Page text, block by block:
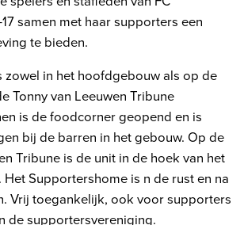
samen met haar supporters een
te bieden.
zowel in het hoofdgebouw als op de
Tonny van Leeuwen Tribune
is de foodcorner geopend en is
bij de barren in het gebouw. Op de
Tribune is de unit in de hoek van het
Supportershome is n de rust en na
Vrij toegankelijk, ook voor supporters
de supportersvereniging.